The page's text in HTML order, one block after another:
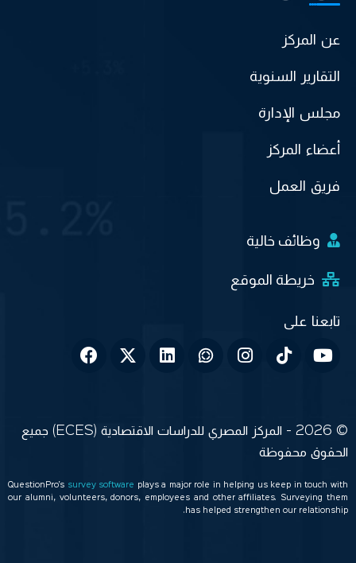
عن المركز
التقارير السنوية
مجلس الإدارة
أعضاء المركز
فريق العمل
وظائف خالية
خريطة الموقع
© 2026 - المركز المصري للدراسات الاقتصادية (ECES) جميع
الحقوق محفوظة
QuestionPro’s survey software
plays a major role in helping us keep in touch with
our alumni, volunteers, donors, employees and other affiliates. Surveying them
has helped strengthen our relationship.